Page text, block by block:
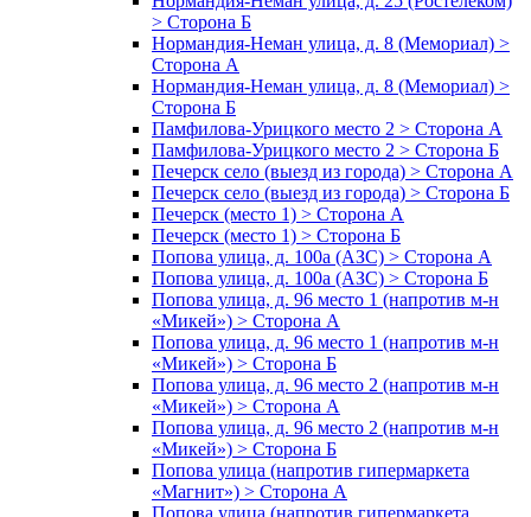
> Сторона Б
Нормандия-Неман улица, д. 8 (Мемориал) >
Сторона А
Нормандия-Неман улица, д. 8 (Мемориал) >
Сторона Б
Памфилова-Урицкого место 2 > Сторона А
Памфилова-Урицкого место 2 > Сторона Б
Печерск село (выезд из города) > Сторона А
Печерск село (выезд из города) > Сторона Б
Печерск (место 1) > Сторона А
Печерск (место 1) > Сторона Б
Попова улица, д. 100а (АЗС) > Сторона А
Попова улица, д. 100а (АЗС) > Сторона Б
Попова улица, д. 96 место 1 (напротив м-н
«Микей») > Сторона А
Попова улица, д. 96 место 1 (напротив м-н
«Микей») > Сторона Б
Попова улица, д. 96 место 2 (напротив м-н
«Микей») > Сторона А
Попова улица, д. 96 место 2 (напротив м-н
«Микей») > Сторона Б
Попова улица (напротив гипермаркета
«Магнит») > Сторона А
Попова улица (напротив гипермаркета